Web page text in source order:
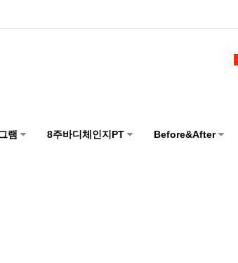
램 8주바디체인지PT Before&After